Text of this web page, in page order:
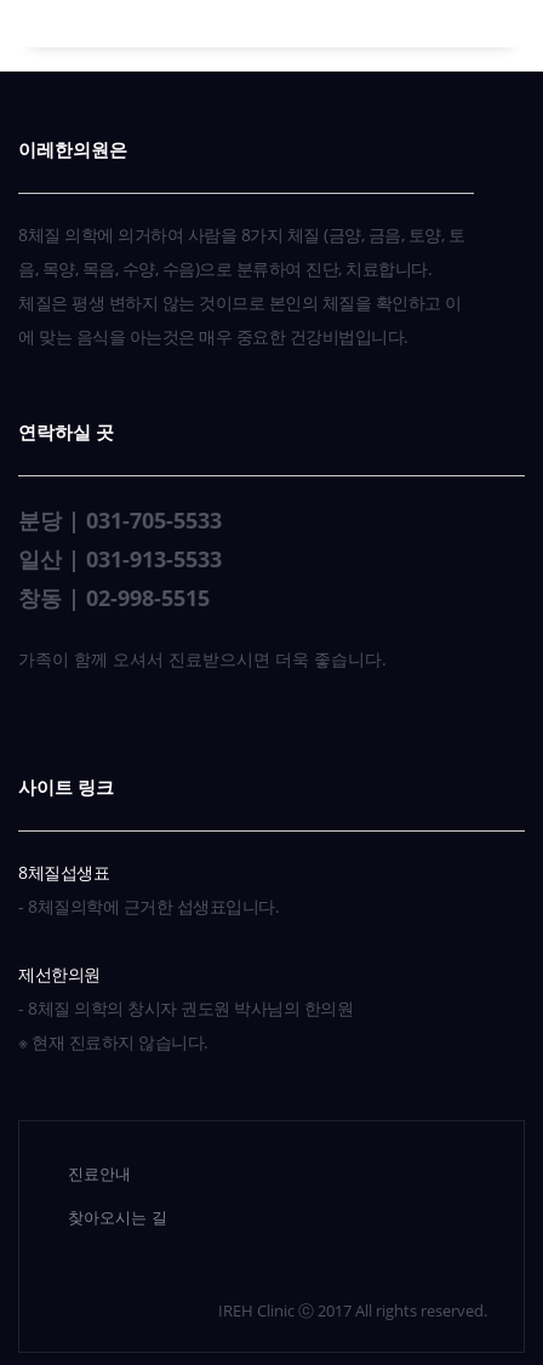
이레한의원은
8체질 의학에 의거하여 사람을 8가지 체질 (금양, 금음, 토양, 토
음, 목양, 목음, 수양, 수음)으로 분류하여 진단, 치료합니다.
체질은 평생 변하지 않는 것이므로 본인의 체질을 확인하고 이
에 맞는 음식을 아는것은 매우 중요한 건강비법입니다.
연락하실 곳
분당 | 031-705-5533
일산 | 031-913-5533
창동 | 02-998-5515
가족이 함께 오셔서 진료받으시면 더욱 좋습니다.
사이트 링크
8체질섭생표
- 8체질의학에 근거한 섭생표입니다.
제선한의원
- 8체질 의학의 창시자 권도원 박사님의 한의원
※ 현재 진료하지 않습니다.
진료안내
찾아오시는 길
IREH Clinic ⓒ 2017 All rights reserved.